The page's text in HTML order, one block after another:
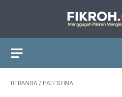
BERANDA / PALESTINA